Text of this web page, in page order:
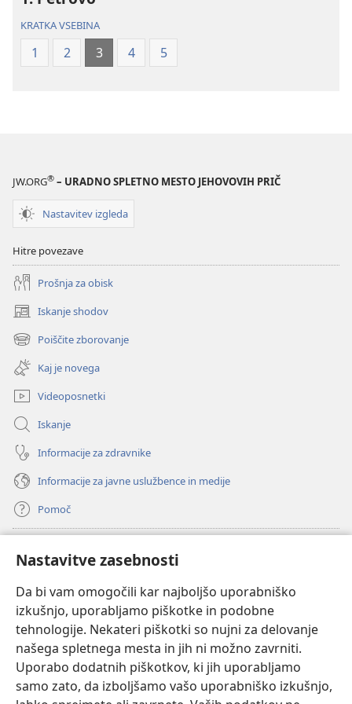
Nastavitve zasebnosti
Da bi vam omogočili kar najboljšo uporabniško
izkušnjo, uporabljamo piškotke in podobne
tehnologije. Nekateri piškotki so nujni za delovanje
našega spletnega mesta in jih ni možno zavrniti.
Uporabo dodatnih piškotkov, ki jih uporabljamo
samo zato, da izboljšamo vašo uporabniško izkušnjo,
KRATKA VSEBINA
1 2 3 4 5
JW.ORG® – URADNO SPLETNO MESTO JEHOVOVIH PRIČ
Nastavitev izgleda
Hitre povezave
Prošnja za obisk
Iskanje shodov
(odpre
novo
okno)
Poiščite zborovanje
(odpre
novo
okno)
Kaj je novega
Videoposnetki
Iskanje
Informacije za zdravnike
Informacije za javne uslužbence in medije
Pomoč
(odpre
novo
okno) Watchtowerjeva SPLETNA KNJIŽNICA™
(odpre
novo
okno) JW Hub
(odpre
novo
okno)JW Library
Watchtower Library